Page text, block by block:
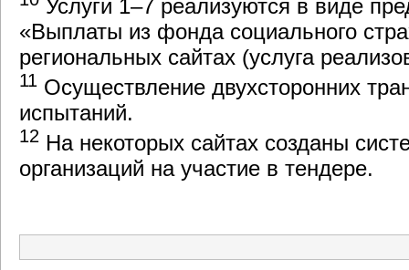
Услуги 1–7 реализуются в виде
«Выплаты из фонда социального
региональных сайтах (услуга
11 Осуществление двухсторонних
испытаний.
12 На некоторых сайтах созданы
организаций на участие в тендере.